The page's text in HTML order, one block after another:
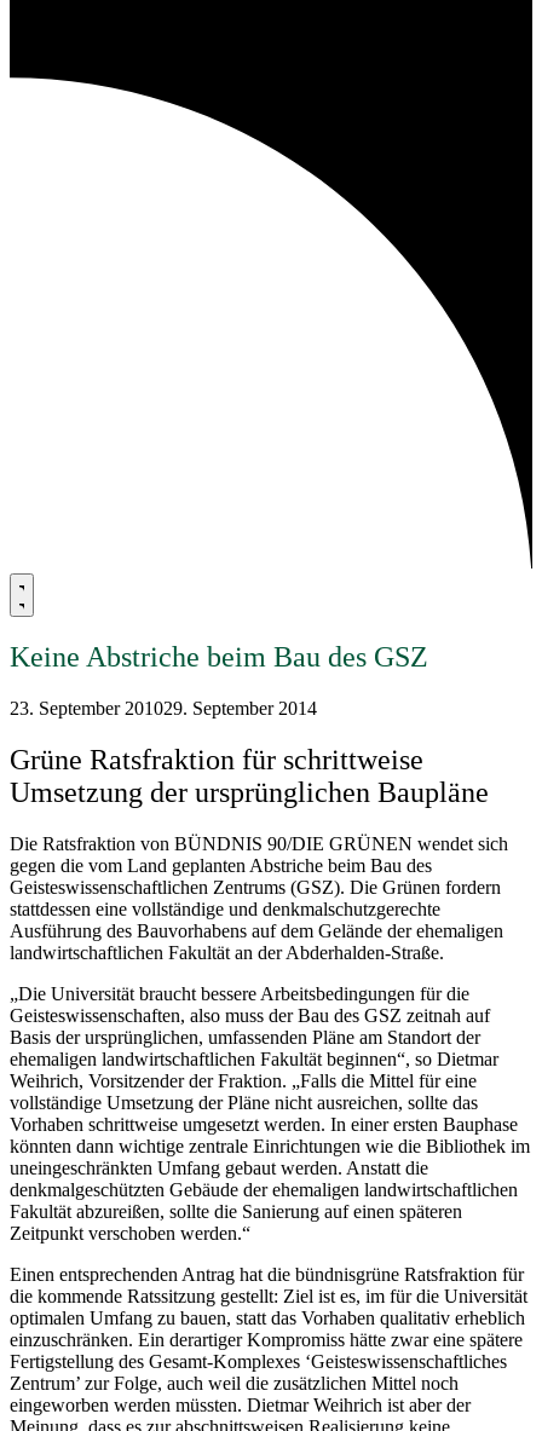
Keine Abstriche beim Bau des GSZ
23. September 201029. September 2014
Grüne Ratsfraktion für schrittweise
Umsetzung der ursprünglichen Baupläne
Die Ratsfraktion von BÜNDNIS 90/DIE GRÜNEN wendet sich
gegen die vom Land geplanten Abstriche beim Bau des
Geisteswissenschaftlichen Zentrums (GSZ). Die Grünen fordern
stattdessen eine vollständige und denkmalschutzgerechte
Ausführung des Bauvorhabens auf dem Gelände der ehemaligen
landwirtschaftlichen Fakultät an der Abderhalden-Straße.
„Die Universität braucht bessere Arbeitsbedingungen für die
Geisteswissenschaften, also muss der Bau des GSZ zeitnah auf
Basis der ursprünglichen, umfassenden Pläne am Standort der
ehemaligen landwirtschaftlichen Fakultät beginnen“, so Dietmar
Weihrich, Vorsitzender der Fraktion. „Falls die Mittel für eine
vollständige Umsetzung der Pläne nicht ausreichen, sollte das
Vorhaben schrittweise umgesetzt werden. In einer ersten Bauphase
könnten dann wichtige zentrale Einrichtungen wie die Bibliothek im
uneingeschränkten Umfang gebaut werden. Anstatt die
denkmalgeschützten Gebäude der ehemaligen landwirtschaftlichen
Fakultät abzureißen, sollte die Sanierung auf einen späteren
Zeitpunkt verschoben werden.“
Einen entsprechenden Antrag hat die bündnisgrüne Ratsfraktion für
die kommende Ratssitzung gestellt: Ziel ist es, im für die Universität
optimalen Umfang zu bauen, statt das Vorhaben qualitativ erheblich
einzuschränken. Ein derartiger Kompromiss hätte zwar eine spätere
Fertigstellung des Gesamt-Komplexes ‘Geisteswissenschaftliches
Zentrum’ zur Folge, auch weil die zusätzlichen Mittel noch
eingeworben werden müssten. Dietmar Weihrich ist aber der
Meinung, dass es zur abschnittsweisen Realisierung keine